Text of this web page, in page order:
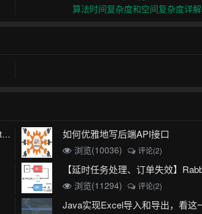
算法时间复杂度和空间复杂度详解
mybatis plus 出现 Invalid bound statement (not found)
如何优雅地写后端API接口
浏览(10036) 评论(2)
浏览(11294)
评论(2)